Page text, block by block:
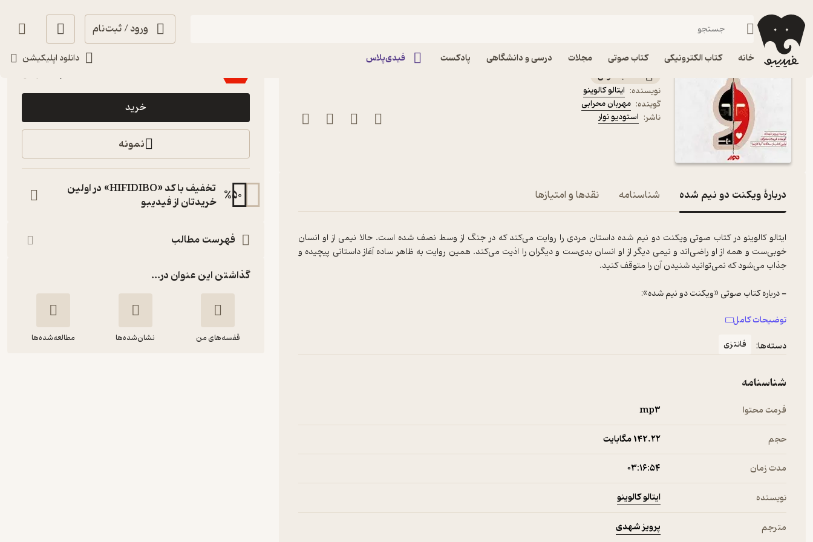
ورود / ثبت‌نام
خانه کتاب الکترونیکی کتاب صوتی مجلات درسی و دانشگاهی پادکست فیدی‌پلاس دانلود اپلیکیشن
فیدیبو کتاب صوتی
کتاب صوتی ویکنت دو نیم شده اثر ایتالو کالوینو
کتاب صوتی
نویسنده: ایتالو کالوینو
گوینده: مهربان محرابی
ناشر: استودیو نوار
دربارۀ ویکنت دو نیم شده شناسنامه نقدها و امتیازها
ایتالو کالوینو در کتاب صوتی ویکنت دو نیم شده داستان مردی را روایت می‌کند که در جنگ از وسط نصف شده است. حالا نیمی از او انسان
خوبی‌ست و همه از او راضی‌اند و نیمی دیگر از او انسان بدی‌ست و دیگران را اذیت می‌کند. همین روایت به ظاهر ساده آغاز داستانی پیچیده و
کتاب صوتی ویکنت دو نیم شده پاسخی‌ست به تمام کسانی که در زندگی‌شان، بر سر این دو راهی‌ها قرار گرفته‌اند.
توضیحات کامل
دسته‌ها:
فانتزی
شناسنامه
فرمت محتوا mp۳
حجم 142.۲۲ مگابایت
مدت زمان ۰۳:۱۶:۵۴
نویسنده ایتالو کالوینو
مترجم پرویز شهدی
٪10
84,600
خرید
نمونه
%50
تخفیف با کد «HIFIDIBO» در اولین
خریدتان از فیدیبو
فهرست مطالب
گذاشتن این عنوان در...
قفسه‌های من نشان‌شده‌ها مطالعه‌شده‌ها